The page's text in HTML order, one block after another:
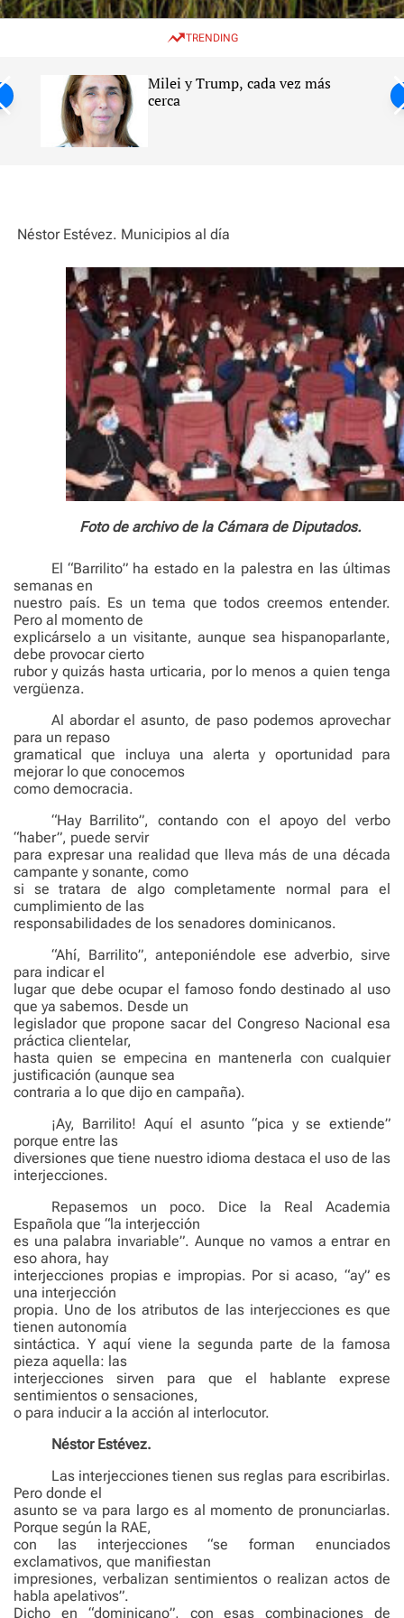
w
c
e
e
TRENDING
Milei y Trump, cada vez más
cerca
Néstor Estévez. Municipios al día
Foto de archivo de la Cámara de Diputados.
El “Barrilito” ha estado en la palestra en las últimas
semanas en
nuestro país. Es un tema que todos creemos entender.
Pero al momento de
explicárselo a un visitante, aunque sea hispanoparlante,
debe provocar cierto
rubor y quizás hasta urticaria, por lo menos a quien tenga
vergüenza.
Al abordar el asunto, de paso podemos aprovechar
para un repaso
gramatical que incluya una alerta y oportunidad para
mejorar lo que conocemos
como democracia.
“Hay Barrilito”, contando con el apoyo del verbo
“haber”, puede servir
para expresar una realidad que lleva más de una década
campante y sonante, como
si se tratara de algo completamente normal para el
cumplimiento de las
responsabilidades de los senadores dominicanos.
“Ahí, Barrilito”, anteponiéndole ese adverbio, sirve
para indicar el
lugar que debe ocupar el famoso fondo destinado al uso
que ya sabemos. Desde un
legislador que propone sacar del Congreso Nacional esa
práctica clientelar,
hasta quien se empecina en mantenerla con cualquier
justificación (aunque sea
contraria a lo que dijo en campaña).
¡Ay, Barrilito! Aquí el asunto “pica y se extiende”
porque entre las
diversiones que tiene nuestro idioma destaca el uso de las
interjecciones.
Repasemos un poco. Dice la Real Academia
Española que “la interjección
es una palabra invariable”. Aunque no vamos a entrar en
eso ahora, hay
interjecciones propias e impropias. Por si acaso, “ay” es
una interjección
propia. Uno de los atributos de las interjecciones es que
tienen autonomía
sintáctica. Y aquí viene la segunda parte de la famosa
pieza aquella: las
interjecciones sirven para que el hablante exprese
sentimientos o sensaciones,
o para inducir a la acción al interlocutor.
Néstor Estévez.
Las interjecciones tienen sus reglas para escribirlas.
Pero donde el
asunto se va para largo es al momento de pronunciarlas.
Porque según la RAE,
con las interjecciones “se forman enunciados
exclamativos, que manifiestan
impresiones, verbalizan sentimientos o realizan actos de
habla apelativos”.
Dicho en “dominicano”, con esas combinaciones de